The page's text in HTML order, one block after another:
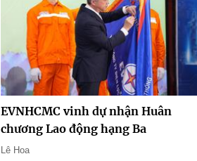
EVNHCMC vinh dự nhận Huân
chương Lao động hạng Ba
Lê Hoa